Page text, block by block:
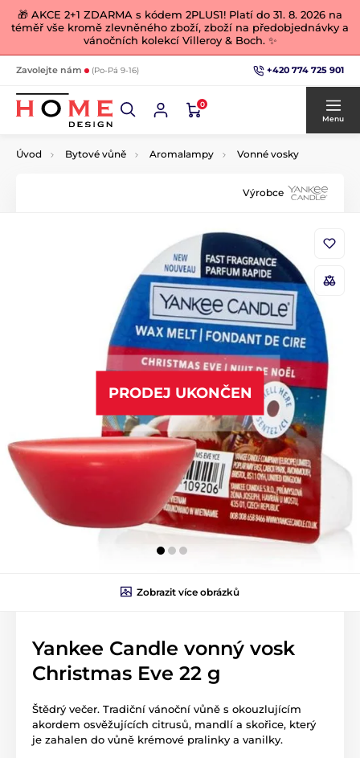
🎁 AKCE 2+1 ZDARMA s kódem 2PLUS1! Platí do 31. 8. 2026 na
téměř vše kromě zlevněného zboží, zboží na předobjednávky a
vánočních kolekcí Villeroy & Boch. ✨
Zavolejte nám (Po-Pá 9-16) +420 774 725 901
0
Menu
Úvod Bytové vůně Aromalampy Vonné vosky
Výrobce
PRODEJ UKONČEN
Zobrazit více obrázků
Yankee Candle vonný vosk
Christmas Eve 22 g
Štědrý večer. Tradiční vánoční vůně s okouzlujícím
akordem osvěžujících citrusů, mandlí a skořice, který
je zahalen do vůně krémové pralinky a vanilky.